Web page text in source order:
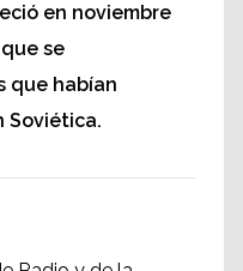
en noviembre
se
que habían
Soviética.